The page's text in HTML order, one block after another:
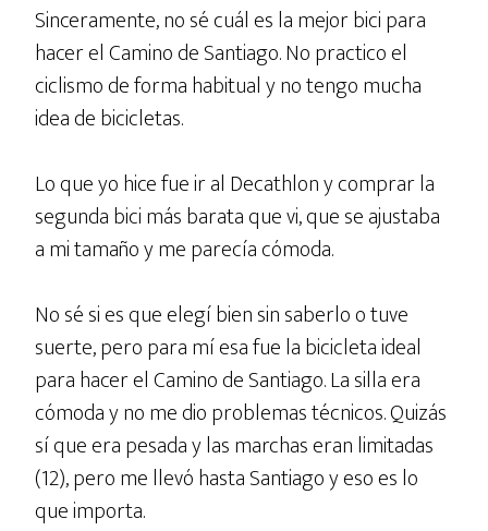
Sinceramente, no sé cuál es la mejor bici para
hacer el Camino de Santiago. No practico el
ciclismo de forma habitual y no tengo mucha
idea de bicicletas.
Lo que yo hice fue ir al Decathlon y comprar la
segunda bici más barata que vi, que se ajustaba
a mi tamaño y me parecía cómoda.
No sé si es que elegí bien sin saberlo o tuve
suerte, pero para mí esa fue la bicicleta ideal
para hacer el Camino de Santiago. La silla era
cómoda y no me dio problemas técnicos. Quizás
sí que era pesada y las marchas eran limitadas
(12), pero me llevó hasta Santiago y eso es lo
que importa.